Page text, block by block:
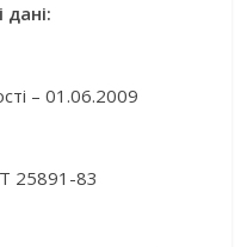
– 01.06.2009
25891-83